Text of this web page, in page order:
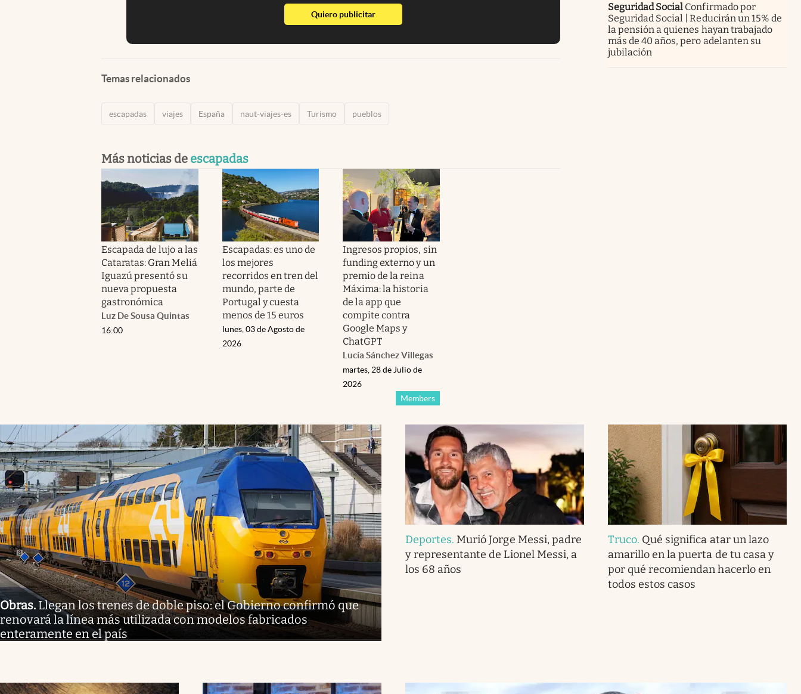
Quiero publicitarabre en nueva pestaña
Temas relacionados
escapadas viajes España naut-viajes-es Turismo pueblos
Más noticias de escapadas
Escapada de lujo a las
Cataratas: Gran Meliá
Iguazú presentó su
nueva propuesta
gastronómica
Luz De Sousa Quintas
16:00
Escapadas: es uno de
los mejores
recorridos en tren del
mundo, parte de
Portugal y cuesta
menos de 15 euros
lunes, 03 de Agosto de
2026
Ingresos propios, sin
funding externo y un
premio de la reina
Máxima: la historia
de la app que
compite contra
Google Maps y
ChatGPT
Lucía Sánchez Villegas
Members
martes, 28 de Julio de
2026
Seguridad Social Confirmado por
Seguridad Social | Reducirán un 15% de
la pensión a quienes hayan trabajado
más de 40 años, pero adelanten su
jubilación
Obras. Llegan los trenes de doble piso: el Gobierno confirmó que
renovará la línea más utilizada con modelos fabricados
enteramente en el país
Deportes. Murió Jorge Messi, padre
y representante de Lionel Messi, a
los 68 años
Truco. Qué significa atar un lazo
amarillo en la puerta de tu casa y
por qué recomiendan hacerlo en
todos estos casos